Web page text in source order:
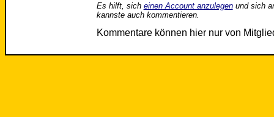
Es hilft, sich einen Account anzulegenund sich
kannste auch kommentieren.
Kommentare können hier nur von